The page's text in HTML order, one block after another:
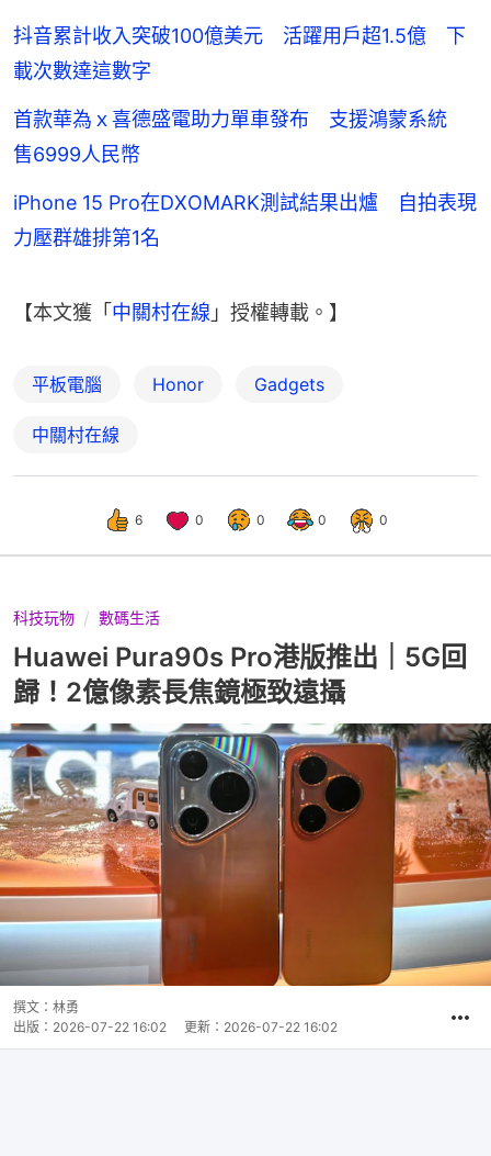
抖音累計收入突破100億美元 活躍用戶超1.5億 下
載次數達這數字
首款華為ｘ喜德盛電助力單車發布 支援鴻蒙系統
售6999人民幣
iPhone 15 Pro在DXOMARK測試結果出爐 自拍表現
力壓群雄排第1名
【本文獲「 中關村在線 」授權轉載。】
平板電腦 Honor Gadgets
中關村在線
6 0 0 0 0
科技玩物 數碼生活
Huawei Pura90s Pro港版推出｜5G回
歸！2億像素長焦鏡極致遠攝
撰文： 林勇
出版： 2026-07-22 16:02 更新： 2026-07-22 16:02